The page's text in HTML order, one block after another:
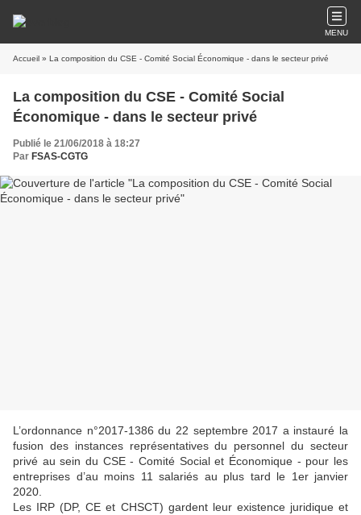
MENU
Accueil » La composition du CSE - Comité Social Économique - dans le secteur privé
La composition du CSE - Comité Social
Économique - dans le secteur privé
Publié le 21/06/2018 à 18:27
Par FSAS-CGTG
L’ordonnance n°2017-1386 du 22 septembre 2017 a instauré la
fusion des instances représentatives du personnel du secteur
privé au sein du CSE - Comité Social et Économique - pour les
entreprises d’au moins 11 salariés au plus tard le 1er janvier
2020.
Les IRP (DP, CE et CHSCT) gardent leur existence juridique et